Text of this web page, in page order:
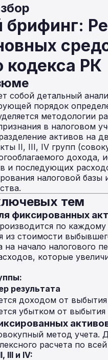
кодекса РК
собой детальный
порядок
методологии
в налоговом
активов на
II, III, IV групп
дохода,
и последующих
налоговой
тем
фиксированных
по
из стоимости
начало налогового
которые
результата
доходом от выбытия
убытком от выбытия
активов
метод учета.
расчета по
III и IV: